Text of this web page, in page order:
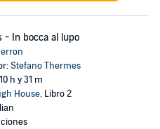
- In bocca al lupo
Stefano Thermes
h y 31 m
House, Libro 2